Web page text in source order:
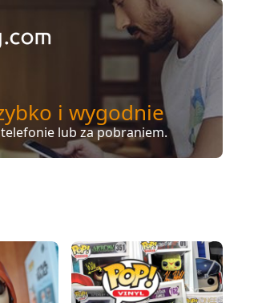
i wygodnie
lub za pobraniem.